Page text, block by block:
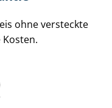
ohne versteckte